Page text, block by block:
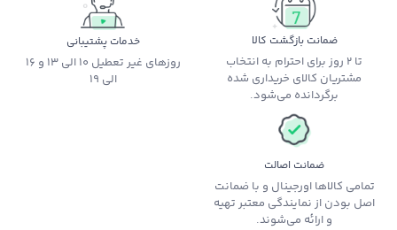
ضمانت بازگشت کالا
تا 2 روز برای احترام به انتخاب
مشتریان کالای خریداری شده
برگردانده می‌شود.
خدمات پشتیبانی
روزهای غیر تعطیل 10 الی 13 و 16
الی 19
ضمانت اصالت
تمامی کالاها اورجینال و با ضمانت
اصل بودن از نمایندگی معتبر تهیه
و ارائه می‌شوند.